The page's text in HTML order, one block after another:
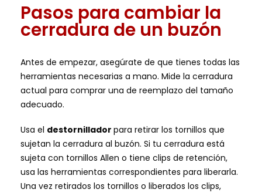
Pasos para cambiar la
cerradura de un buzón
Antes de empezar, asegúrate de que tienes todas las
herramientas necesarias a mano. Mide la cerradura
actual para comprar una de reemplazo del tamaño
adecuado.
Usa el destornillador para retirar los tornillos que
sujetan la cerradura al buzón. Si tu cerradura está
sujeta con tornillos Allen o tiene clips de retención,
usa las herramientas correspondientes para liberarla.
Una vez retirados los tornillos o liberados los clips,